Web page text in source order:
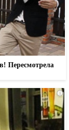
Пересмотрела
i